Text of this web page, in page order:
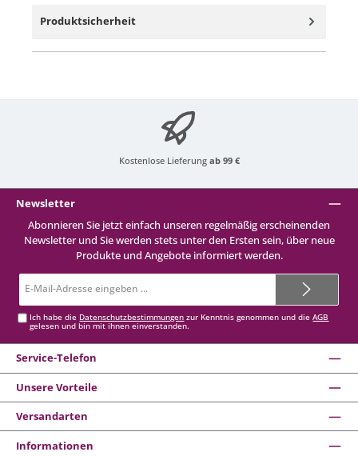
Produktsicherheit
Kostenlose Lieferung ab 99 €
Newsletter
Abonnieren Sie jetzt einfach unseren regelmäßig erscheinenden
Newsletter und Sie werden stets unter den Ersten sein, über neue
Produkte und Angebote informiert werden.
Mail-
Ich habe die Datenschutzbestimmungen zur Kenntnis genommen und dieAGB
gelesen und bin mit ihnen einverstanden.
Service-Telefon
Unsere Vorteile
Versandarten
Informationen